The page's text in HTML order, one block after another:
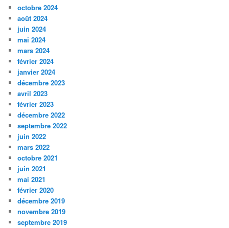
octobre 2024
août 2024
juin 2024
mai 2024
mars 2024
février 2024
janvier 2024
décembre 2023
avril 2023
février 2023
décembre 2022
septembre 2022
juin 2022
mars 2022
octobre 2021
juin 2021
mai 2021
février 2020
décembre 2019
novembre 2019
septembre 2019